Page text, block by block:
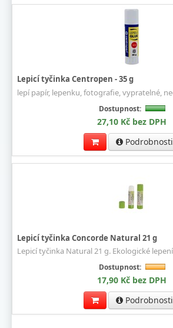
Lepicí tyčinka Centropen - 35 g
lepí papír, lepenku, fotografie, vypratelné,
Dostupnost:
27,10 Kč bez DPH
Podrobnosti
Lepicí tyčinka Concorde Natural 21 g
Lepicí tyčinka Natural 21 g. Ekologické
Dostupnost:
17,90 Kč bez DPH
Podrobnosti